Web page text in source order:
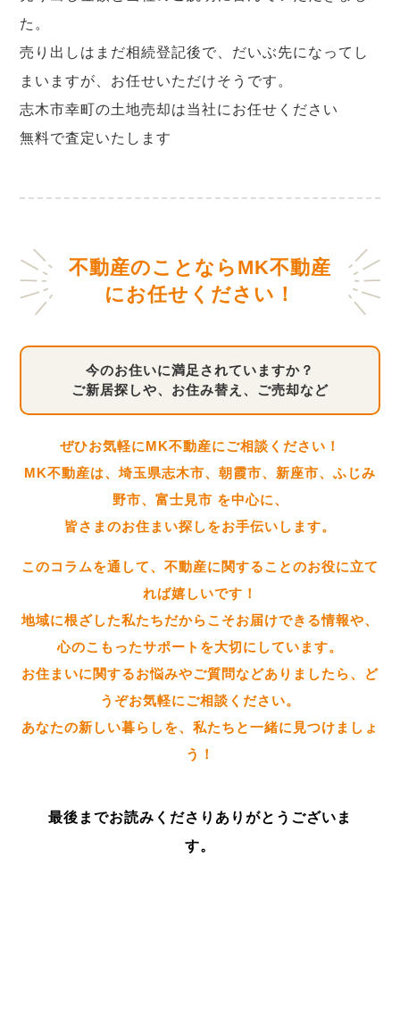
た。
売り出しはまだ相続登記後で、だいぶ先になってし
まいますが、お任せいただけそうです。
志木市幸町の土地売却は当社にお任せください
無料で査定いたします
不動産のことならMK不動産
にお任せください！
今のお住いに満足されていますか？
ご新居探しや、お住み替え、ご売却など
ぜひお気軽にMK不動産にご相談ください！
MK不動産は、埼玉県志木市、朝霞市、新座市、ふじみ
野市、富士見市 を中心に、
皆さまのお住まい探しをお手伝いします。
このコラムを通して、不動産に関することのお役に立て
れば嬉しいです！
地域に根ざした私たちだからこそお届けできる情報や、
心のこもったサポートを大切にしています。
お住まいに関するお悩みやご質問などありましたら、ど
うぞお気軽にご相談ください。
あなたの新しい暮らしを、私たちと一緒に見つけましょ
う！
最後までお読みくださりありがとうございま
す。